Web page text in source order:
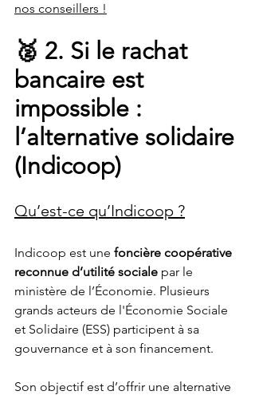
nos conseillers !
🥈 2. Si le rachat
bancaire est
impossible :
l’alternative solidaire
(Indicoop)
Qu’est-ce qu’Indicoop ?
Indicoop est une foncière coopérative
reconnue d’utilité sociale par le
ministère de l’Économie. Plusieurs
grands acteurs de l'Économie Sociale
et Solidaire (ESS) participent à sa
gouvernance et à son financement.
Son objectif est d’offrir une alternative